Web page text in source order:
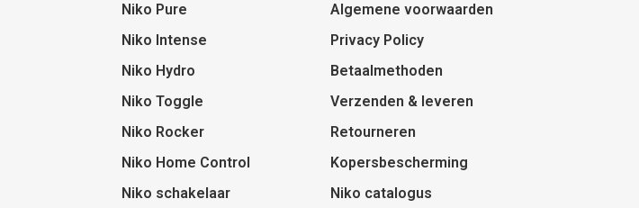
Niko Pure
Niko Intense
Niko Hydro
Niko Toggle
Niko Rocker
Niko Home Control
Niko schakelaar
Algemene voorwaarden
Privacy Policy
Betaalmethoden
Verzenden & leveren
Retourneren
Kopersbescherming
Niko catalogus